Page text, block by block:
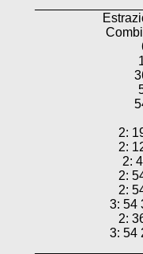
2:
2:
2:
2:
2:
3: 54
2:
3: 54